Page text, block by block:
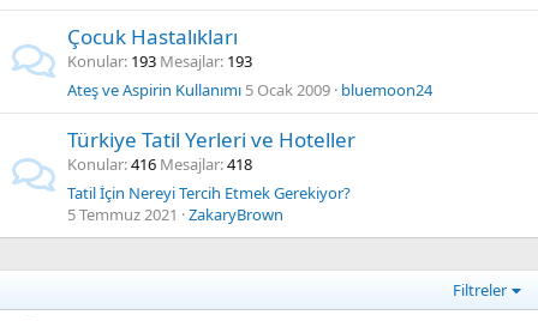
Çocuk Hastalıkları
Konular 193 Mesajlar 193
Ateş ve Aspirin Kullanımı 5 Ocak 2009 bluemoon24
Türkiye Tatil Yerleri ve Hoteller
Konular 416 Mesajlar 418
Tatil İçin Nereyi Tercih Etmek Gerekiyor?
5 Temmuz 2021
ZakaryBrown
Filtreler